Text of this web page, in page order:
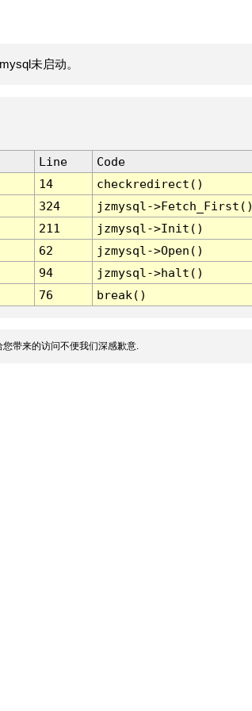
未启动。
Line
Code
14
checkredirect()
324
jzmysql-
211
jzmysql->Init()
62
jzmysql->Open()
94
jzmysql->halt()
76 break()
带来的访问不便我们深感歉意.